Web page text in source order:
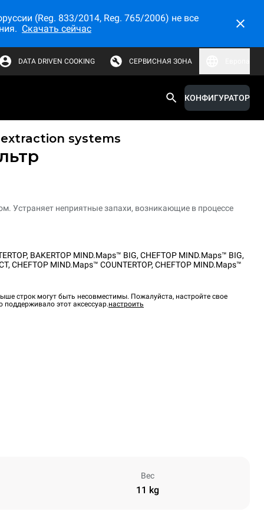
(Reg. 833/2014, Reg. 765/2006) не все
Скачать сейчас
DATA DRIVEN COOKING СЕРВИСНАЯ ЗОНА
КОНФИГУРАТОР
systems
Устраняет неприятные запахи, возникающие в процессе
, BAKERTOP MIND.Maps™ BIG, CHEFTOP MIND.Maps™ BIG,
, CHEFTOP MIND.Maps™ COUNTERTOP, CHEFTOP MIND.Maps™
строк могут быть несовместимы. Пожалуйста, настройте свое
этот аксессуар.настроить
Вес
11 kg